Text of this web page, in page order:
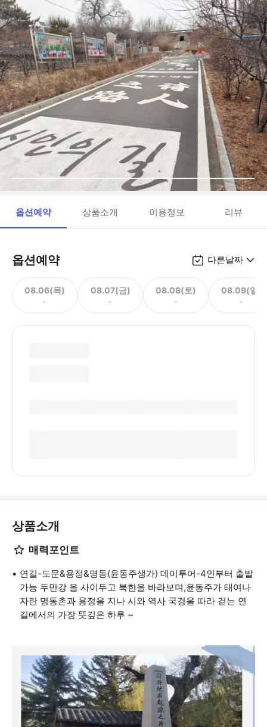
옵션예약 상품소개 이용정보 리뷰
옵션예약 다른날짜
08.06(목)
-
08.07(금)
-
08.08(토)
-
08.09(일)
-
상품소개
매력포인트
연길-도문&용정&명동(윤동주생가) 데이투어-4인부터 출발
가능 두만강 을 사이두고 북한을 바라보며,윤동주가 태여나
자란 명동촌과 용정을 지나 시와 역사 국경을 따라 걷는 연
길에서의 가장 뜻깊은 하루 ~